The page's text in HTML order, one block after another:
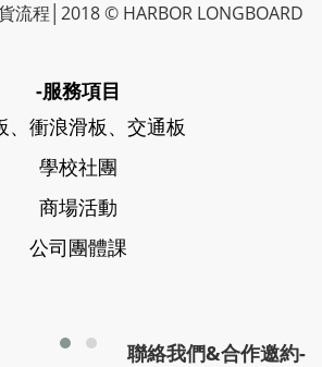
流程 │2018 © HARBOR LONGBOARD
-服務項目
、衝浪滑板、交通板
學校社團
商場活動
公司團體課
聯絡我們&合作邀約-